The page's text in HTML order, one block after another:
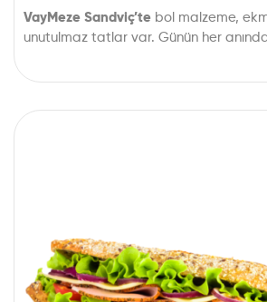
VayMeze Sandviç’te bol malzeme,
unutulmaz tatlar var. Günün her
seviyor,